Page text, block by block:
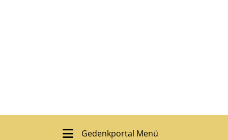
Gedenkportal Menü